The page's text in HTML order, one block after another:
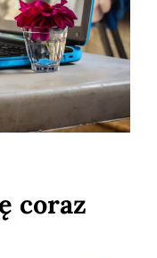
coraz